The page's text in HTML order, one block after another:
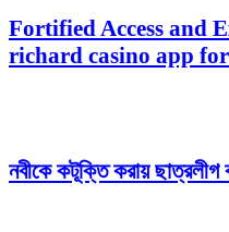
Fortified Access and
richard casino app
নবীকে কটূক্তি করায় ছাত্রলীগ